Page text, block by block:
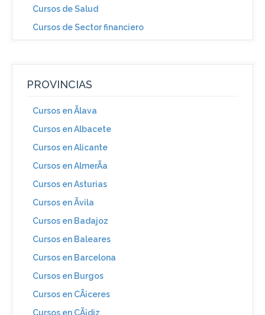
Cursos de Salud
Cursos de Sector financiero
PROVINCIAS
Cursos en Ãlava
Cursos en Albacete
Cursos en Alicante
Cursos en AlmerÃ­a
Cursos en Asturias
Cursos en Ãvila
Cursos en Badajoz
Cursos en Baleares
Cursos en Barcelona
Cursos en Burgos
Cursos en CÃ¡ceres
Cursos en CÃ¡diz